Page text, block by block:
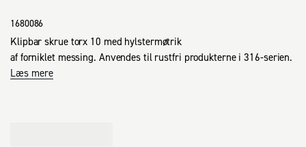
1680086
Klipbar skrue torx 10 med hylstermøtrik
af forniklet messing. Anvendes til rustfri produkterne i 316-serien.
Læs mere